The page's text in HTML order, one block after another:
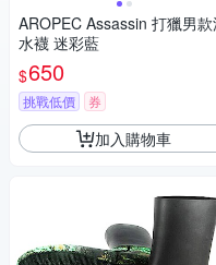
AROPEC Assassin 打獵男
水襪 迷彩藍
$650
挑戰低價 券
加入購物車